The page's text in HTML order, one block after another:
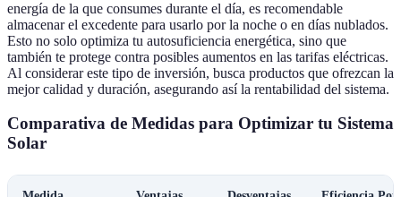
energía de la que consumes durante el día, es recomendable
almacenar el excedente para usarlo por la noche o en días nublados.
Esto no solo optimiza tu autosuficiencia energética, sino que
también te protege contra posibles aumentos en las tarifas eléctricas.
Al considerar este tipo de inversión, busca productos que ofrezcan la
mejor calidad y duración, asegurando así la rentabilidad del sistema.
Comparativa de Medidas para Optimizar tu Sistema
Solar